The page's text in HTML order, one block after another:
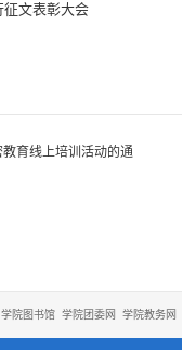
征文表彰大会
教育线上培训活动的通
学院图书馆 学院团委网 学院教务网